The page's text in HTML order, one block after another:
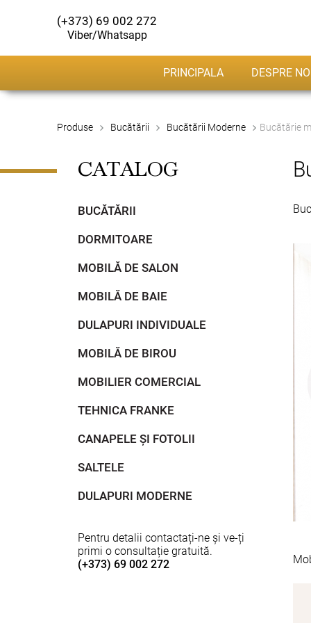
(+373) 69 002 272
Viber/Whatsapp
PRINCIPALA DESPRE
Produse Bucătării Bucătării Moderne Bucătărie
CATALOG
BUCĂTĂRII
DORMITOARE
MOBILĂ DE SALON
MOBILĂ DE BAIE
DULAPURI INDIVIDUALE
MOBILĂ DE BIROU
MOBILIER COMERCIAL
TEHNICA FRANKE
CANAPELE ȘI FOTOLII
SALTELE
DULAPURI MODERNE
Pentru detalii contactați-ne și ve-ți
primi o consultație gratuită.
(+373) 69 002 272